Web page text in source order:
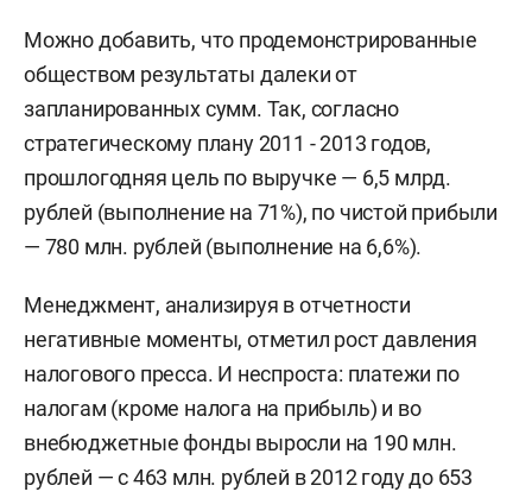
Можно добавить, что продемонстрированные
обществом результаты далеки от
запланированных сумм. Так, согласно
стратегическому плану 2011 - 2013 годов,
прошлогодняя цель по выручке — 6,5 млрд.
рублей (выполнение на 71%), по чистой прибыли
— 780 млн. рублей (выполнение на 6,6%).
Менеджмент, анализируя в отчетности
негативные моменты, отметил рост давления
налогового пресса. И неспроста: платежи по
налогам (кроме налога на прибыль) и во
внебюджетные фонды выросли на 190 млн.
рублей — с 463 млн. рублей в 2012 году до 653